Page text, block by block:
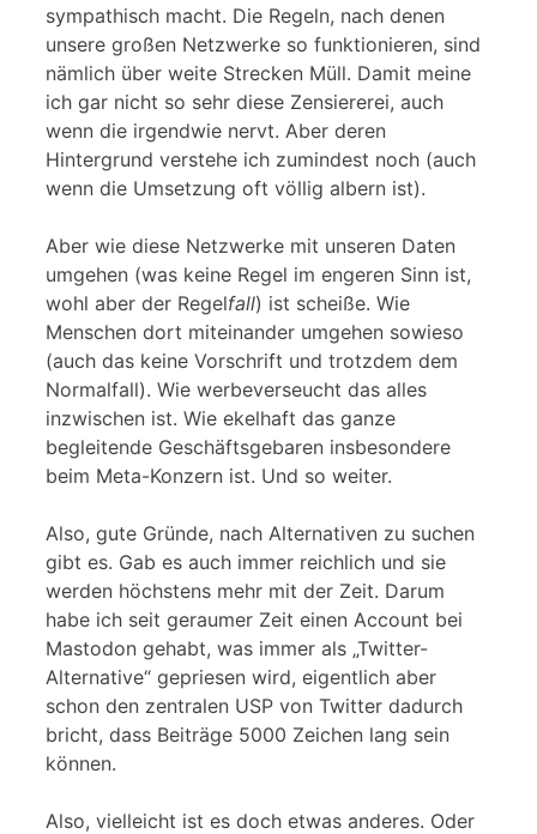
sympathisch macht. Die Regeln, nach denen
unsere großen Netzwerke so funktionieren, sind
nämlich über weite Strecken Müll. Damit meine
ich gar nicht so sehr diese Zensiererei, auch
wenn die irgendwie nervt. Aber deren
Hintergrund verstehe ich zumindest noch (auch
wenn die Umsetzung oft völlig albern ist).
Aber wie diese Netzwerke mit unseren Daten
umgehen (was keine Regel im engeren Sinn ist,
wohl aber der Regelfall) ist scheiße. Wie
Menschen dort miteinander umgehen sowieso
(auch das keine Vorschrift und trotzdem dem
Normalfall). Wie werbeverseucht das alles
inzwischen ist. Wie ekelhaft das ganze
begleitende Geschäftsgebaren insbesondere
beim Meta-Konzern ist. Und so weiter.
Also, gute Gründe, nach Alternativen zu suchen
gibt es. Gab es auch immer reichlich und sie
werden höchstens mehr mit der Zeit. Darum
habe ich seit geraumer Zeit einen Account bei
Mastodon gehabt, was immer als „Twitter-
Alternative“ gepriesen wird, eigentlich aber
schon den zentralen USP von Twitter dadurch
bricht, dass Beiträge 5000 Zeichen lang sein
können.
Also, vielleicht ist es doch etwas anderes. Oder